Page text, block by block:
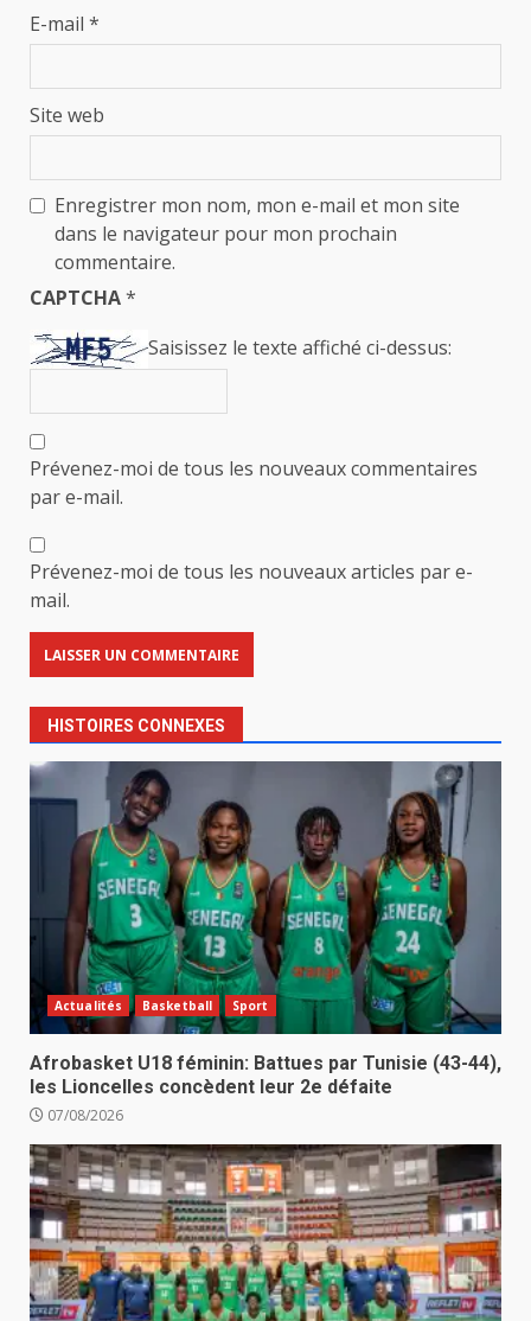
E-mail *
Site web
Enregistrer mon nom, mon e-mail et mon site
dans le navigateur pour mon prochain
commentaire.
CAPTCHA*
Saisissez le texte affiché ci-dessus:
Prévenez-moi de tous les nouveaux commentaires
par e-mail.
Prévenez-moi de tous les nouveaux articles par e-
mail.
HISTOIRES CONNEXES
Actualités Basketball Sport
Afrobasket U18 féminin: Battues par Tunisie (43-44),
les Lioncelles concèdent leur 2e défaite
07/08/2026